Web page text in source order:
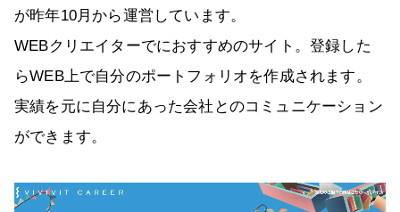
が昨年10月から運営しています。
WEBクリエイターでにおすすめのサイト。登録した
らWEB上で自分のポートフォリオを作成されます。
実績を元に自分にあった会社とのコミュニケーション
ができます。